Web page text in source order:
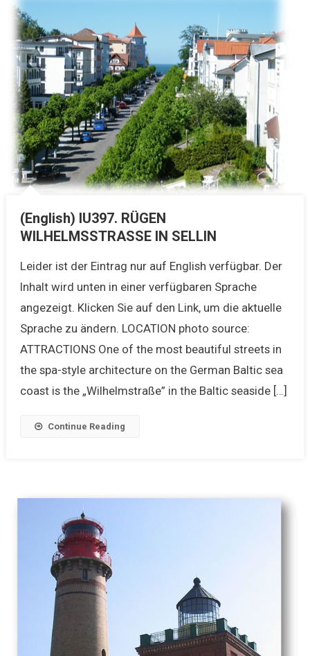
(English) IU397. RÜGEN
WILHELMSSTRASSE IN SELLIN
Leider ist der Eintrag nur auf English verfügbar. Der
Inhalt wird unten in einer verfügbaren Sprache
angezeigt. Klicken Sie auf den Link, um die aktuelle
Sprache zu ändern. LOCATION photo source:
ATTRACTIONS One of the most beautiful streets in
the spa-style architecture on the German Baltic sea
coast is the „Wilhelmstraße” in the Baltic seaside […]
Continue Reading